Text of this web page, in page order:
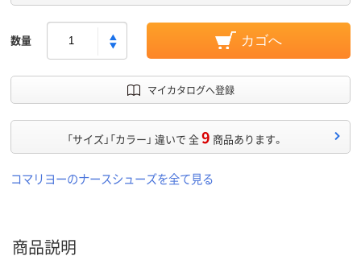
数量 カゴへ
マイカタログへ登録
「サイズ」「カラー」 違いで 全9 商品あります。
コマリヨーのナースシューズを全て見る
商品説明